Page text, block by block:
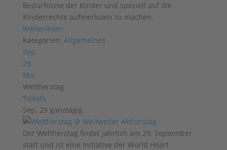
Bedürfnisse der Kinder und speziell auf die
Kinderrechte aufmerksam zu machen.
Weiterlesen
Kategorien: Allgemeines
Sep.
29
Mo.
Weltherztag
Tickets
Sep. 29 ganztägig
Der Weltherztag findet jährlich am 29. September
statt und ist eine Initiative der World Heart